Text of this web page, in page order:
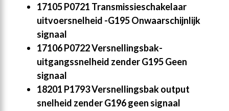
17105 P0721 Transmissieschakelaar
uitvoersnelheid -G195 Onwaarschijnlijk
signaal
17106 P0722 Versnellingsbak-
uitgangssnelheid zender G195 Geen
signaal
18201 P1793 Versnellingsbak output
snelheid zender G196 geen signaal